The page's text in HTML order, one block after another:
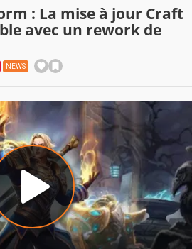
: La mise à jour Craft
avec un rework de
NEWS